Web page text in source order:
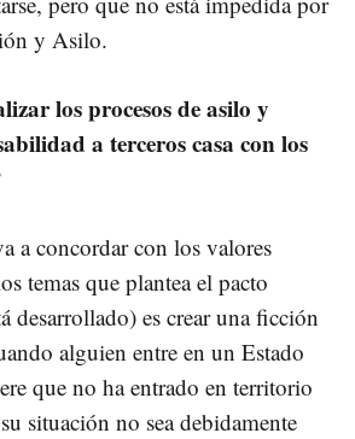
y Asilo.
los procesos de asilo y
a terceros casa con los
a concordar con los valores
temas que plantea el pacto
desarrollado) es crear una ficción
alguien entre en un Estado
que no ha entrado en territorio
situación no sea debidamente